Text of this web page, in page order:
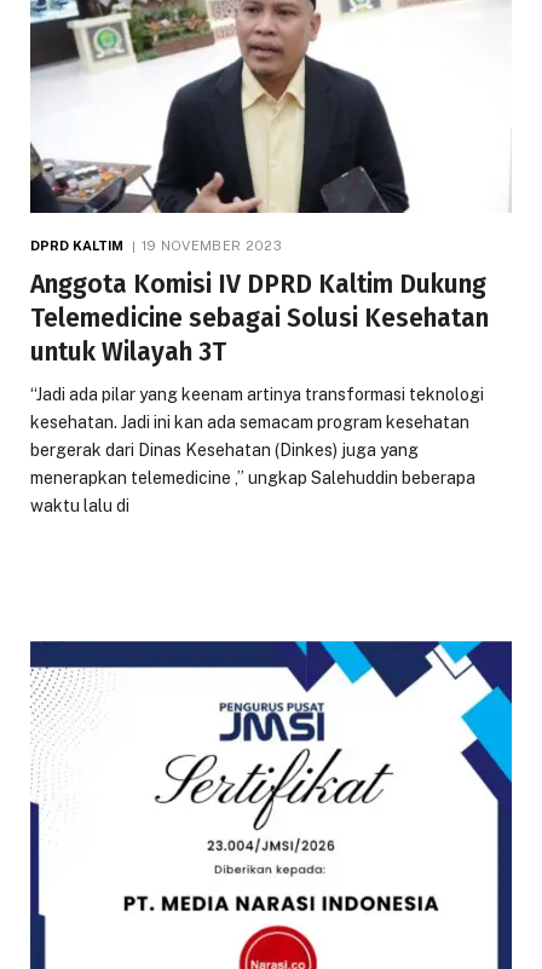
DPRD KALTIM 19 NOVEMBER 2023
Anggota Komisi IV DPRD Kaltim Dukung
Telemedicine sebagai Solusi Kesehatan
untuk Wilayah 3T
“Jadi ada pilar yang keenam artinya transformasi teknologi
kesehatan. Jadi ini kan ada semacam program kesehatan
bergerak dari Dinas Kesehatan (Dinkes) juga yang
menerapkan telemedicine ,” ungkap Salehuddin beberapa
waktu lalu di